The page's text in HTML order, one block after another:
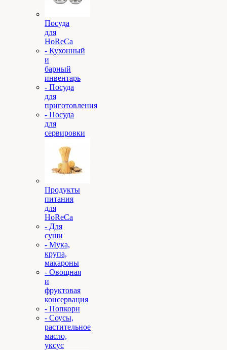
Посуда
для
HoReCa
- Кухонный
и
барный
инвентарь
- Посуда
для
приготовления
- Посуда
для
сервировки
Продукты
питания
для
HoReCa
- Для
суши
- Мука,
крупа,
макароны
- Овощная
и
фруктовая
консервация
- Попкорн
- Соусы,
растительное
масло,
уксус